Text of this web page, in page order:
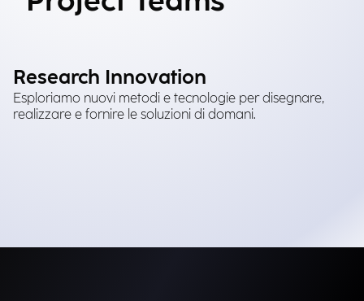
Research Innovation
Esploriamo nuovi metodi e tecnologie per disegnare,
realizzare e fornire le soluzioni di domani.